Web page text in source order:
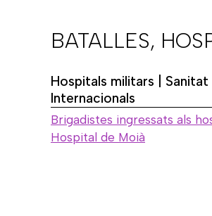
BATALLES,
Hospitals militars | Sanitat
Internacionals
Brigadistes ingressats als
Hospital de Moià